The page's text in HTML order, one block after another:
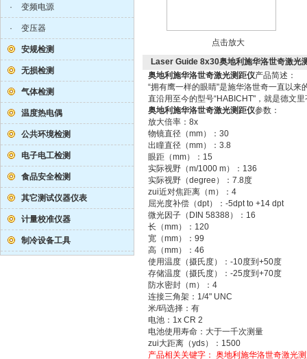
· 变频电源
· 变压器
安规检测
无损检测
气体检测
温度热电偶
公共环境检测
电子电工检测
食品安全检测
其它测试仪器仪表
计量校准仪器
制冷设备工具
点击放大
Laser Guide 8x30奥地利施华洛世奇激光
奥地利施华洛世奇激光测距仪产品简述：
“拥有鹰一样的眼睛"是施华洛世奇一直以
直沿用至今的型号“HABICHT"，就是德文
奥地利施华洛世奇激光测距仪参数：
放大倍率：8x
物镜直径（mm）：30
出瞳直径（mm）：3.8
眼距（mm）：15
实际视野（m/1000 m）：136
实际视野（degree）：7.8度
zui近对焦距离（m）：4
屈光度补偿（dpt）：-5dpt to +14 dpt
微光因子（DIN 58388）：16
长（mm）：120
宽（mm）：99
高（mm）：46
使用温度（摄氏度）：-10度到+50度
存储温度（摄氏度）：-25度到+70度
防水密封（m）：4
连接三角架：1/4" UNC
米/码选择：有
电池：1x CR 2
电池使用寿命：大于一千次测量
zui大距离（yds）：1500
产品相关关键字： 奥地利施华洛世奇激光